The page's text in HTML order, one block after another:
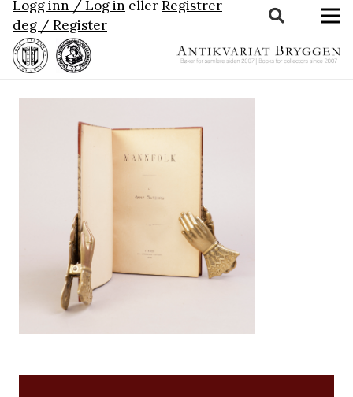
Logg inn / Log in ellerRegistrer
deg / Register